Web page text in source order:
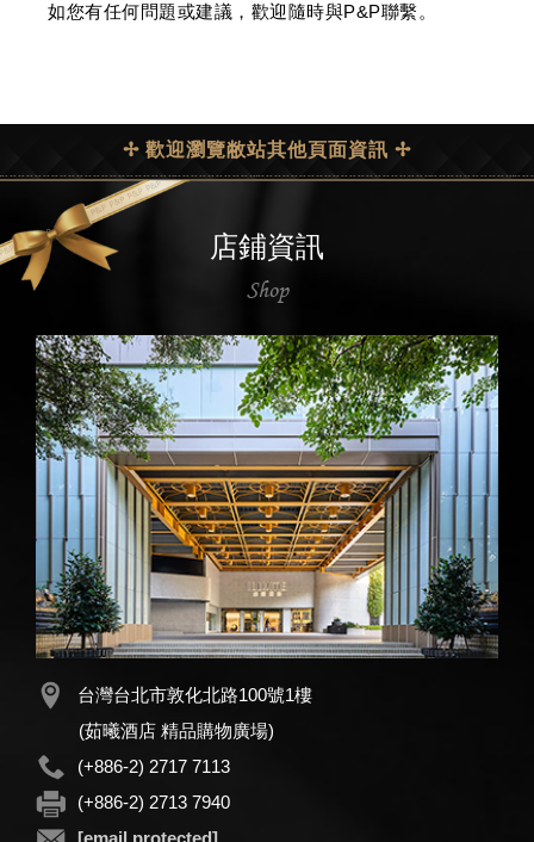
如您有任何問題或建議，歡迎隨時與P&P聯繫。
✢ 歡迎瀏覽敝站其他頁面資訊 ✢
店鋪資訊
Shop
台灣台北市敦化北路100號1樓
(茹曦酒店 精品購物廣場)
(+886-2) 2717 7113
(+886-2) 2713 7940
[email protected]